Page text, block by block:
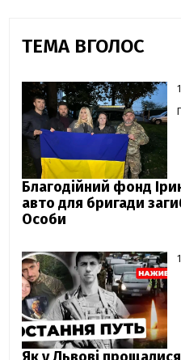
ТЕМА ВГОЛОС
Благодійний фонд
авто для бригади
Особи